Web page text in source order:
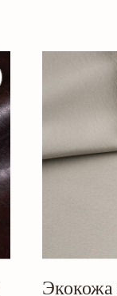
Экокожа